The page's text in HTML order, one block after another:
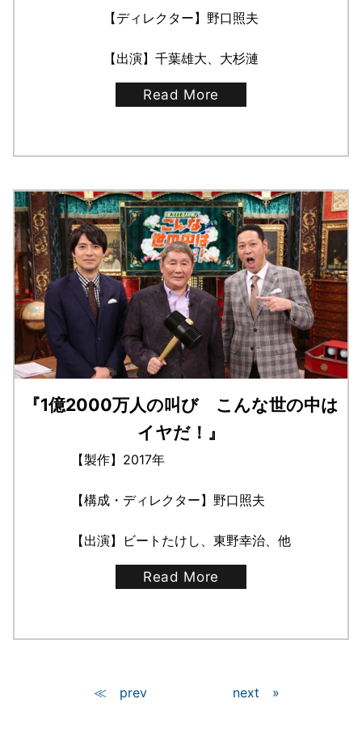
【ディレクター】野口照夫
【出演】千葉雄大、大杉漣
Read More
『1億2000万人の叫び こんな世の中は
イヤだ！』
【製作】2017年
【構成・ディレクター】野口照夫
【出演】ビートたけし、東野幸治、他
Read More
≪ »